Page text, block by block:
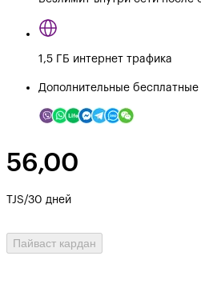
1,5 ГБ интернет трафика
Дополнительные бесплатные
56,00
TJS/30 дней
Пайваст кардан